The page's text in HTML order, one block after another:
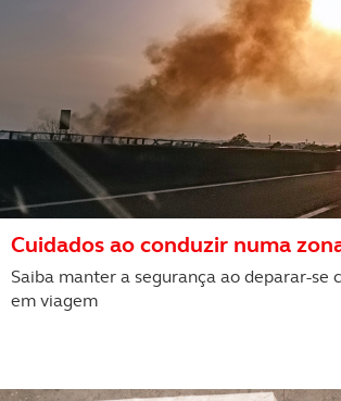
Cuidados ao conduzir numa
Saiba manter a segurança ao deparar-se
em viagem